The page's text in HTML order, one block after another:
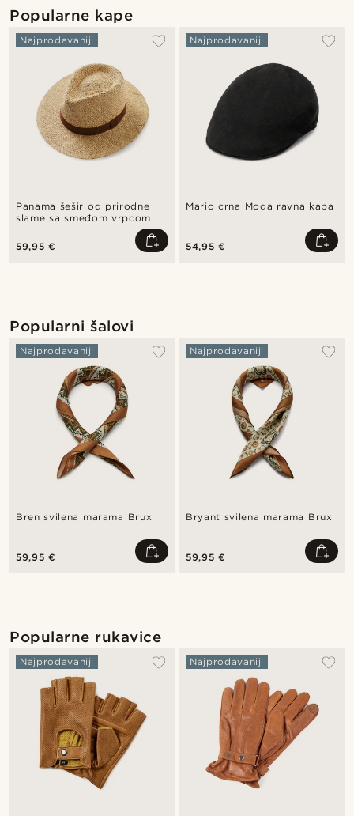
Popularne kape
Panama šešir od prirodne
slame sa smeđom vrpcom
Najprodavaniji
59,95 €
Mario crna Moda ravna kapa
Najprodavaniji
54,95 €
Popularni šalovi
Bren svilena marama Brux
Najprodavaniji
59,95 €
Bryant svilena marama Brux
Najprodavaniji
59,95 €
Popularne rukavice
Najprodavaniji Najprodavaniji